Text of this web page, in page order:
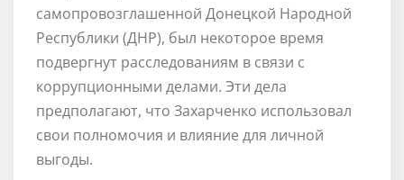
самопровозглашенной Донецкой Народной
Республики (ДНР), был некоторое время
подвергнут расследованиям в связи с
коррупционными делами. Эти дела
предполагают, что Захарченко использовал
свои полномочия и влияние для личной
выгоды.